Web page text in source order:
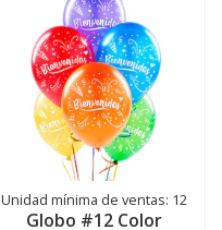
Unidad mínima de ventas: 12
Globo #12 Color